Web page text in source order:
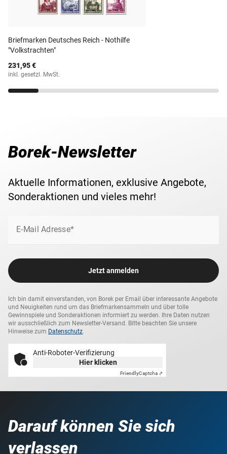
Anzahl Werte 8
Michel-Nr. 609-616
Lieferzeit
Briefmarken Deutsches Reich - Nothilfe
"Volkstrachten"
231,95 €
inkl. gesetzl. MwSt.
Borek-Newsletter
Aktuelle Informationen, exklusive Angebote,
Sonderaktionen und vieles mehr!
E-Mail Adresse*
Jetzt anmelden
Ich bin damit einverstanden, von Borek per Email über interessante Angebote
und Neuigkeiten rund um das Briefmarkensammeln und über tolle
Gewinnspiele und Sonderaktionen informiert zu werden. Ihre Daten nutzen
wir ausschließlich zum Newsletter-Versand. Bitte beachten Sie unsere
Hinweise zum Datenschutz.
Anti-Roboter-Verifizierung
Hier klicken
FriendlyCaptcha ⇗
Darauf können Sie sich
verlassen